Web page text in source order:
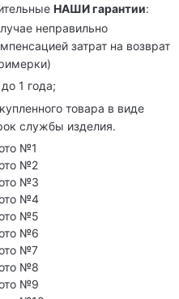
НАШИ гарантии:
неправильно
затрат на возврат
1 года;
товара в виде
службы изделия.